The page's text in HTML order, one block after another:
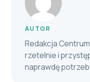
AUTOR
Redakcja
rzetelnie i
naprawdę